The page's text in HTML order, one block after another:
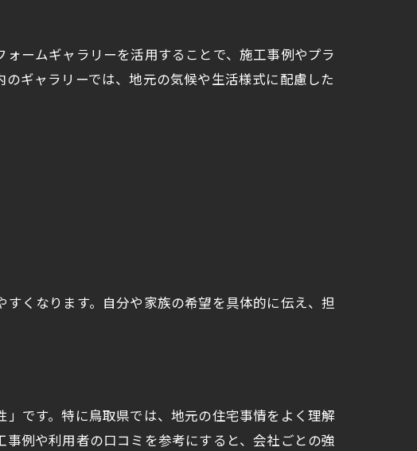
ームギャラリーを活用することで、施工事例やプラ
ギャラリーでは、地元の気候や生活様式に配慮した
くなります。自分や家族の希望を具体的に伝え、担
です。特に鳥取県では、地元の住宅事情をよく理解
例や利用者の口コミを参考にすると、会社ごとの強